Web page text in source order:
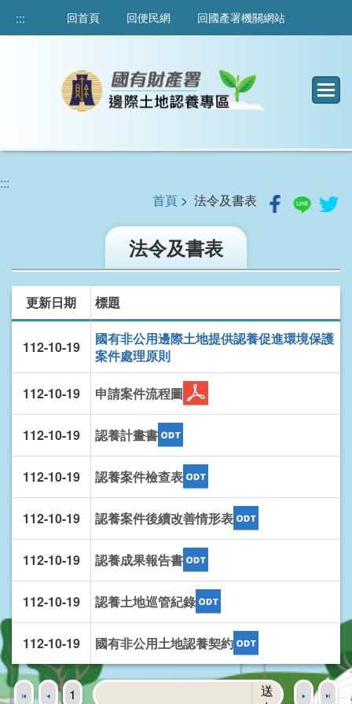
::: 回首頁 回便民網 回國產署機關網站
:::
首頁 > 法令及書表
法令及書表
更新日期 標題
112-10-19
國有非公用邊際土地提供認養促進環境保護
案件處理原則
112-10-19 申請案件流程圖
112-10-19 認養計畫書
112-10-19 認養案件檢查表
112-10-19 認養案件後續改善情形表
112-10-19 認養成果報告書
112-10-19 認養土地巡管紀錄
112-10-19 國有非公用土地認養契約
1
送